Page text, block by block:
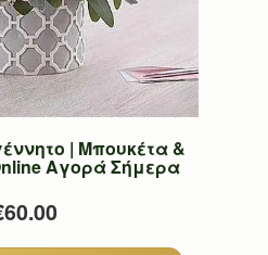
| Μπουκέτα &
Αγορά Σήμερα